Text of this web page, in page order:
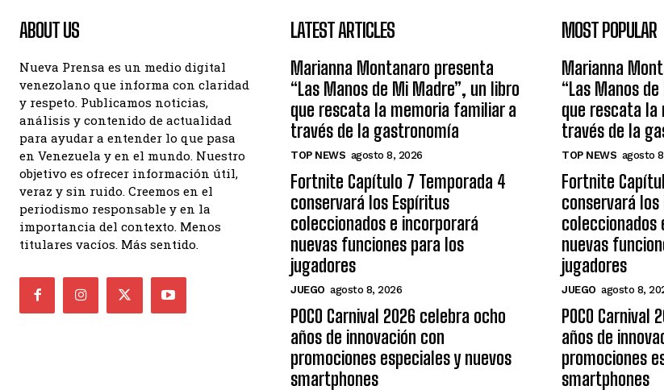
ABOUT US
Nueva Prensa es un medio digital
venezolano que informa con claridad
y respeto. Publicamos noticias,
análisis y contenido de actualidad
para ayudar a entender lo que pasa
en Venezuela y en el mundo. Nuestro
objetivo es ofrecer información útil,
veraz y sin ruido. Creemos en el
periodismo responsable y en la
importancia del contexto. Menos
titulares vacíos. Más sentido.
LATEST ARTICLES
Marianna Montanaro presenta
“Las Manos de Mi Madre”, un libro
que rescata la memoria familiar a
través de la gastronomía
TOP NEWS agosto 8, 2026
Fortnite Capítulo 7 Temporada 4
conservará los Espíritus
coleccionados e incorporará
nuevas funciones para los
jugadores
JUEGO agosto 8, 2026
POCO Carnival 2026 celebra ocho
años de innovación con
promociones especiales y nuevos
smartphones
MOST POPULAR
Marianna
“Las Manos
que rescata la
través de la
TOP NEWS agosto
Fortnite
conservará
coleccionados
nuevas
jugadores
JUEGO agosto 8,
POCO
años de
promociones
smartphones